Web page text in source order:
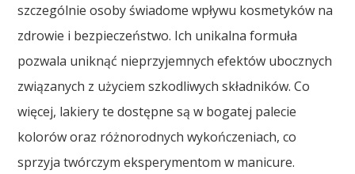
szczególnie osoby świadome wpływu kosmetyków na
zdrowie i bezpieczeństwo. Ich unikalna formuła
pozwala uniknąć nieprzyjemnych efektów ubocznych
związanych z użyciem szkodliwych składników. Co
więcej, lakiery te dostępne są w bogatej palecie
kolorów oraz różnorodnych wykończeniach, co
sprzyja twórczym eksperymentom w manicure.